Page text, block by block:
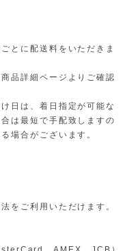
とに配送料をいただきま
品詳細ページよりご確認
日は、着日指定が可能な
は最短で手配致しますの
場合がございます。
をご利用いただけます。